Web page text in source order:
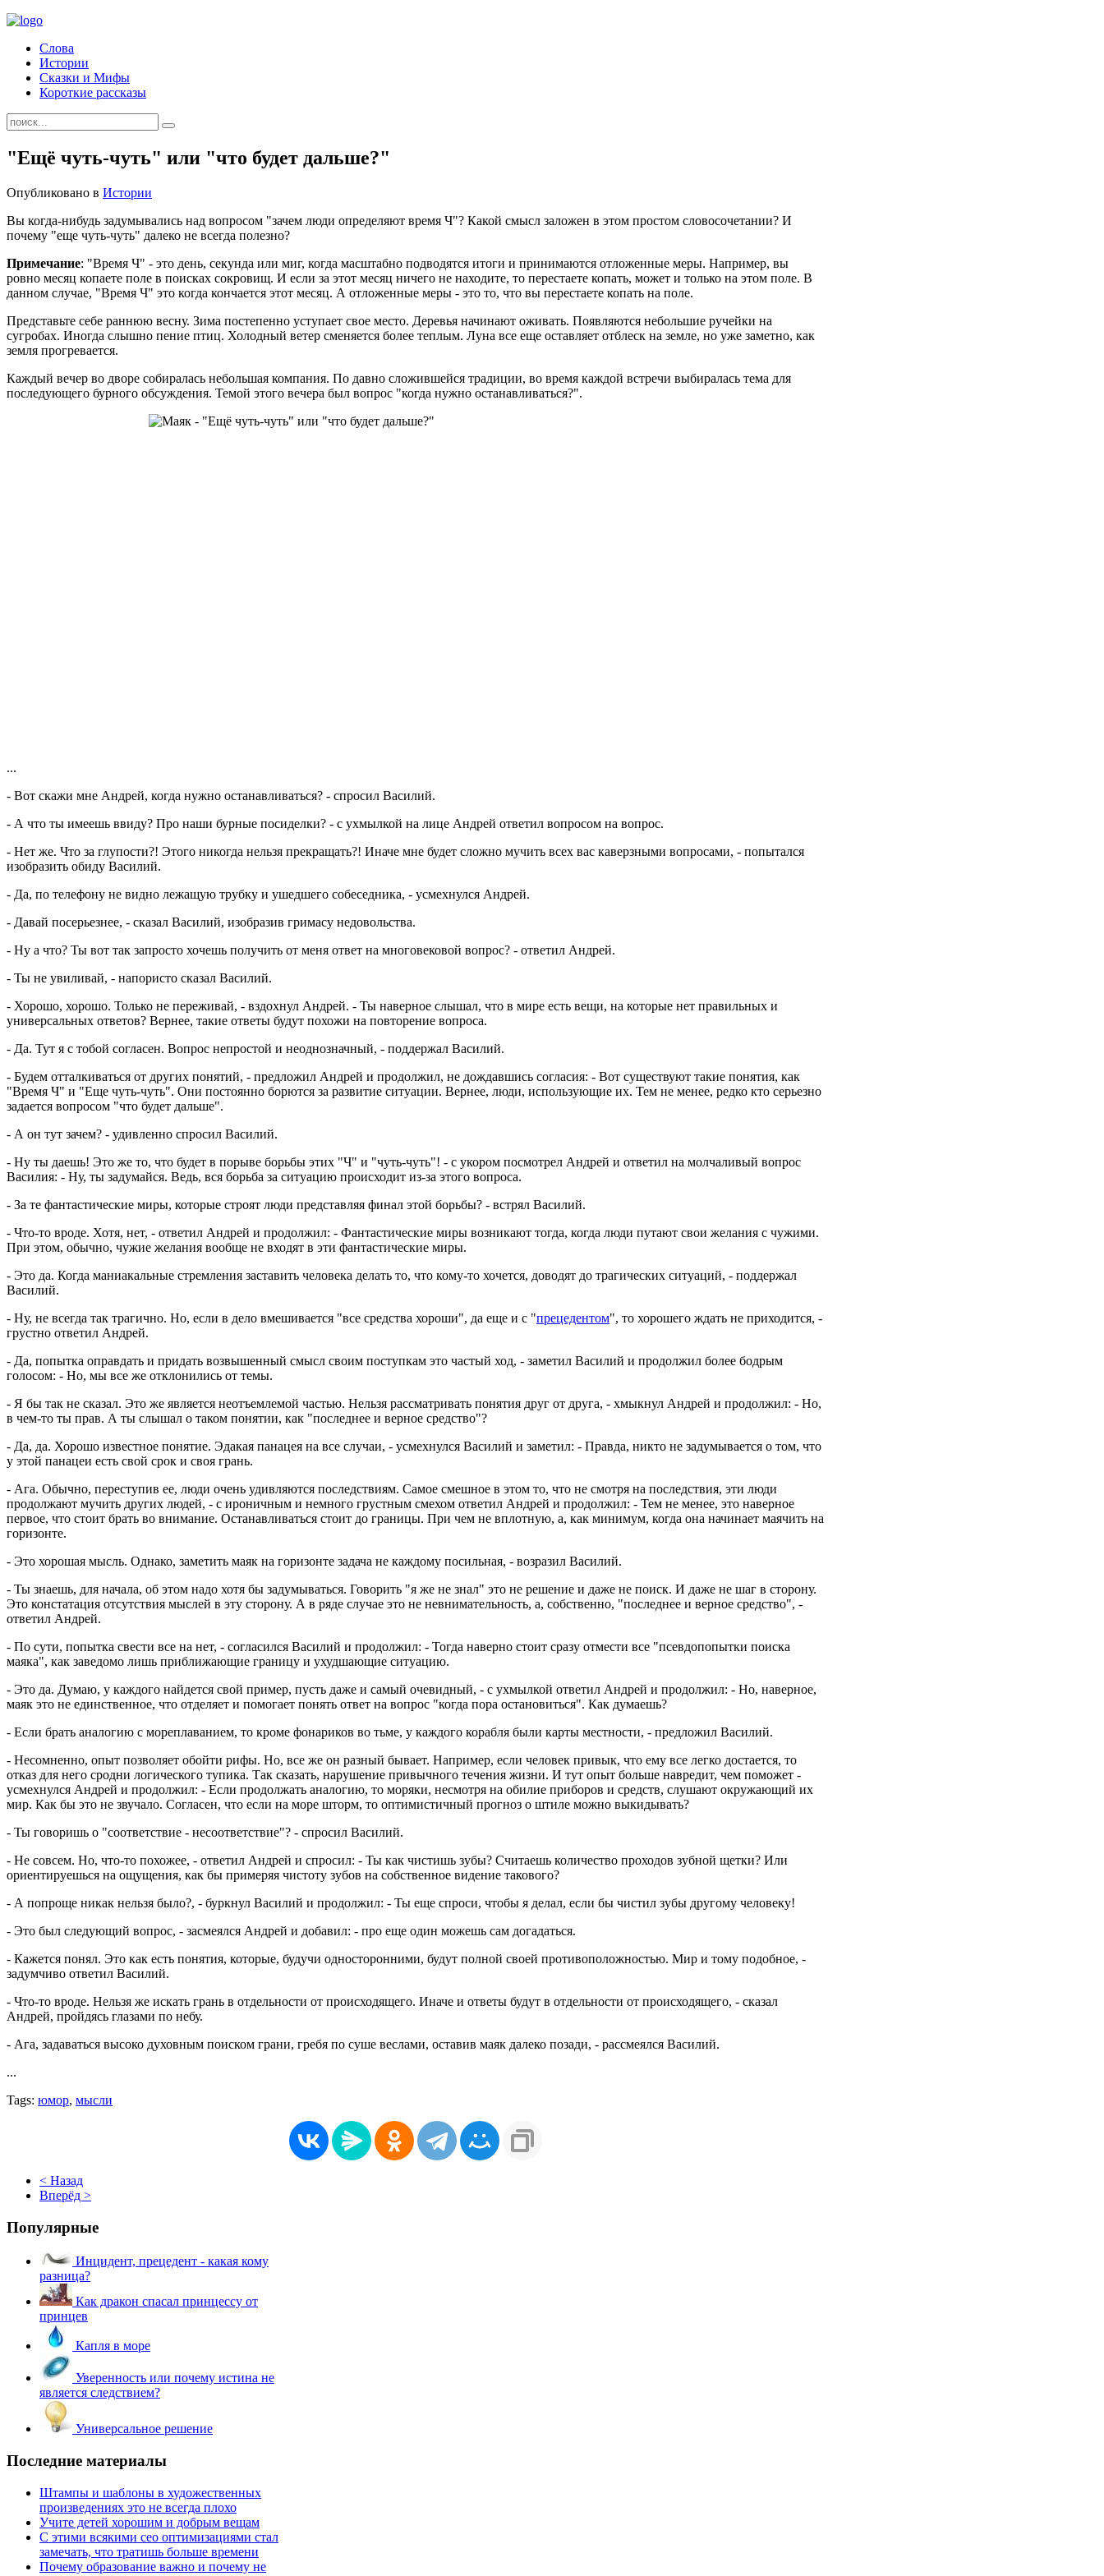
Слова
Истории
Сказки и Мифы
Короткие рассказы
"Ещё чуть-чуть" или "что будет дальше?"
Опубликовано в Истории
Вы когда-нибудь задумывались над вопросом "зачем люди определяют время Ч"? Какой смысл заложен в этом простом словосочетании? И
почему "еще чуть-чуть" далеко не всегда полезно?
Примечание: "Время Ч" - это день, секунда или миг, когда масштабно подводятся итоги и принимаются отложенные меры. Например, вы
ровно месяц копаете поле в поисках сокровищ. И если за этот месяц ничего не находите, то перестаете копать, может и только на этом поле. В
данном случае, "Время Ч" это когда кончается этот месяц. А отложенные меры - это то, что вы перестаете копать на поле.
Представьте себе раннюю весну. Зима постепенно уступает свое место. Деревья начинают оживать. Появляются небольшие ручейки на
сугробах. Иногда слышно пение птиц. Холодный ветер сменяется более теплым. Луна все еще оставляет отблеск на земле, но уже заметно, как
земля прогревается.
Каждый вечер во дворе собиралась небольшая компания. По давно сложившейся традиции, во время каждой встречи выбиралась тема для
последующего бурного обсуждения. Темой этого вечера был вопрос "когда нужно останавливаться?".
...
- Вот скажи мне Андрей, когда нужно останавливаться? - спросил Василий.
- А что ты имеешь ввиду? Про наши бурные посиделки? - с ухмылкой на лице Андрей ответил вопросом на вопрос.
- Нет же. Что за глупости?! Этого никогда нельзя прекращать?! Иначе мне будет сложно мучить всех вас каверзными вопросами, - попытался
изобразить обиду Василий.
- Да, по телефону не видно лежащую трубку и ушедшего собеседника, - усмехнулся Андрей.
- Давай посерьезнее, - сказал Василий, изобразив гримасу недовольства.
- Ну а что? Ты вот так запросто хочешь получить от меня ответ на многовековой вопрос? - ответил Андрей.
- Ты не увиливай, - напористо сказал Василий.
- Хорошо, хорошо. Только не переживай, - вздохнул Андрей. - Ты наверное слышал, что в мире есть вещи, на которые нет правильных и
универсальных ответов? Вернее, такие ответы будут похожи на повторение вопроса.
- Да. Тут я с тобой согласен. Вопрос непростой и неоднозначный, - поддержал Василий.
- Будем отталкиваться от других понятий, - предложил Андрей и продолжил, не дождавшись согласия: - Вот существуют такие понятия, как
"Время Ч" и "Еще чуть-чуть". Они постоянно борются за развитие ситуации. Вернее, люди, использующие их. Тем не менее, редко кто серьезно
задается вопросом "что будет дальше".
- А он тут зачем? - удивленно спросил Василий.
- Ну ты даешь! Это же то, что будет в порыве борьбы этих "Ч" и "чуть-чуть"! - с укором посмотрел Андрей и ответил на молчаливый вопрос
Василия: - Ну, ты задумайся. Ведь, вся борьба за ситуацию происходит из-за этого вопроса.
- За те фантастические миры, которые строят люди представляя финал этой борьбы? - встрял Василий.
- Что-то вроде. Хотя, нет, - ответил Андрей и продолжил: - Фантастические миры возникают тогда, когда люди путают свои желания с чужими.
При этом, обычно, чужие желания вообще не входят в эти фантастические миры.
- Это да. Когда маниакальные стремления заставить человека делать то, что кому-то хочется, доводят до трагических ситуаций, - поддержал
Василий.
- Ну, не всегда так трагично. Но, если в дело вмешивается "все средства хороши", да еще и с "прецедентом", то хорошего ждать не приходится, -
грустно ответил Андрей.
- Да, попытка оправдать и придать возвышенный смысл своим поступкам это частый ход, - заметил Василий и продолжил более бодрым
голосом: - Но, мы все же отклонились от темы.
- Я бы так не сказал. Это же является неотъемлемой частью. Нельзя рассматривать понятия друг от друга, - хмыкнул Андрей и продолжил: - Но,
в чем-то ты прав. А ты слышал о таком понятии, как "последнее и верное средство"?
- Да, да. Хорошо известное понятие. Эдакая панацея на все случаи, - усмехнулся Василий и заметил: - Правда, никто не задумывается о том, что
у этой панацеи есть свой срок и своя грань.
- Ага. Обычно, переступив ее, люди очень удивляются последствиям. Самое смешное в этом то, что не смотря на последствия, эти люди
продолжают мучить других людей, - с ироничным и немного грустным смехом ответил Андрей и продолжил: - Тем не менее, это наверное
первое, что стоит брать во внимание. Останавливаться стоит до границы. При чем не вплотную, а, как минимум, когда она начинает маячить на
горизонте.
- Это хорошая мысль. Однако, заметить маяк на горизонте задача не каждому посильная, - возразил Василий.
- Ты знаешь, для начала, об этом надо хотя бы задумываться. Говорить "я же не знал" это не решение и даже не поиск. И даже не шаг в сторону.
Это констатация отсутствия мыслей в эту сторону. А в ряде случае это не невнимательность, а, собственно, "последнее и верное средство", -
ответил Андрей.
- По сути, попытка свести все на нет, - согласился Василий и продолжил: - Тогда наверно стоит сразу отмести все "псевдопопытки поиска
маяка", как заведомо лишь приближающие границу и ухудшающие ситуацию.
- Это да. Думаю, у каждого найдется свой пример, пусть даже и самый очевидный, - с ухмылкой ответил Андрей и продолжил: - Но, наверное,
маяк это не единственное, что отделяет и помогает понять ответ на вопрос "когда пора остановиться". Как думаешь?
- Если брать аналогию с мореплаванием, то кроме фонариков во тьме, у каждого корабля были карты местности, - предложил Василий.
- Несомненно, опыт позволяет обойти рифы. Но, все же он разный бывает. Например, если человек привык, что ему все легко достается, то
отказ для него сродни логического тупика. Так сказать, нарушение привычного течения жизни. И тут опыт больше навредит, чем поможет -
усмехнулся Андрей и продолжил: - Если продолжать аналогию, то моряки, несмотря на обилие приборов и средств, слушают окружающий их
мир. Как бы это не звучало. Согласен, что если на море шторм, то оптимистичный прогноз о штиле можно выкидывать?
- Ты говоришь о "соответствие - несоответствие"? - спросил Василий.
- Не совсем. Но, что-то похожее, - ответил Андрей и спросил: - Ты как чистишь зубы? Считаешь количество проходов зубной щетки? Или
ориентируешься на ощущения, как бы примеряя чистоту зубов на собственное видение такового?
- А попроще никак нельзя было?, - буркнул Василий и продолжил: - Ты еще спроси, чтобы я делал, если бы чистил зубы другому человеку!
- Это был следующий вопрос, - засмеялся Андрей и добавил: - про еще один можешь сам догадаться.
- Кажется понял. Это как есть понятия, которые, будучи односторонними, будут полной своей противоположностью. Мир и тому подобное, -
задумчиво ответил Василий.
- Что-то вроде. Нельзя же искать грань в отдельности от происходящего. Иначе и ответы будут в отдельности от происходящего, - сказал
Андрей, пройдясь глазами по небу.
- Ага, задаваться высоко духовным поиском грани, гребя по суше веслами, оставив маяк далеко позади, - рассмеялся Василий.
...
Tags: юмор, мысли
< Назад
Вперёд >
Популярные
Инцидент, прецедент - какая кому
разница?
Как дракон спасал принцессу от
принцев
Капля в море
Уверенность или почему истина не
является следствием?
Универсальное решение
Последние материалы
Штампы и шаблоны в художественных
произведениях это не всегда плохо
Учите детей хорошим и добрым вещам
С этими всякими сео оптимизациями стал
замечать, что тратишь больше времени
Почему образование важно и почему не